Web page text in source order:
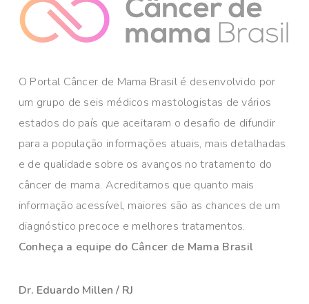
O Portal Câncer de Mama Brasil é desenvolvido por
um grupo de seis médicos mastologistas de vários
estados do país que aceitaram o desafio de difundir
para a população informações atuais, mais detalhadas
e de qualidade sobre os avanços no tratamento do
câncer de mama. Acreditamos que quanto mais
informação acessível, maiores são as chances de um
diagnóstico precoce e melhores tratamentos.
Conheça a equipe do Câncer de Mama Brasil
Dr. Eduardo Millen / RJ